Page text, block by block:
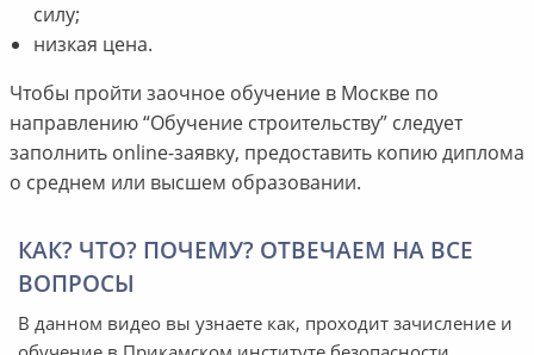
силу;
низкая цена.
Чтобы пройти заочное обучение в Москве по
направлению “Обучение строительству” следует
заполнить online-заявку, предоставить копию диплома
о среднем или высшем образовании.
КАК? ЧТО? ПОЧЕМУ? ОТВЕЧАЕМ НА ВСЕ
ВОПРОСЫ
В данном видео вы узнаете как, проходит зачисление и